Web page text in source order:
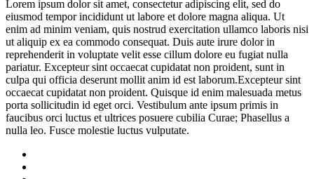
Lorem ipsum dolor sit amet, consectetur adipiscing elit, sed do
eiusmod tempor incididunt ut labore et dolore magna aliqua. Ut
enim ad minim veniam, quis nostrud exercitation ullamco laboris nisi
ut aliquip ex ea commodo consequat. Duis aute irure dolor in
reprehenderit in voluptate velit esse cillum dolore eu fugiat nulla
pariatur. Excepteur sint occaecat cupidatat non proident, sunt in
culpa qui officia deserunt mollit anim id est laborum.Excepteur sint
occaecat cupidatat non proident. Quisque id enim malesuada metus
porta sollicitudin id eget orci. Vestibulum ante ipsum primis in
faucibus orci luctus et ultrices posuere cubilia Curae; Phasellus a
nulla leo. Fusce molestie luctus vulputate.